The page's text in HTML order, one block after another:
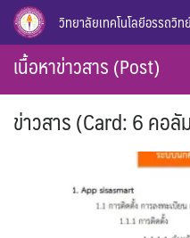
Skip
content
วิทยาลัยเทคโนโลยีอรรถวิ
เนื้อหาข่าวสาร (Post)
ข่าวสาร (Card: 6 คอ